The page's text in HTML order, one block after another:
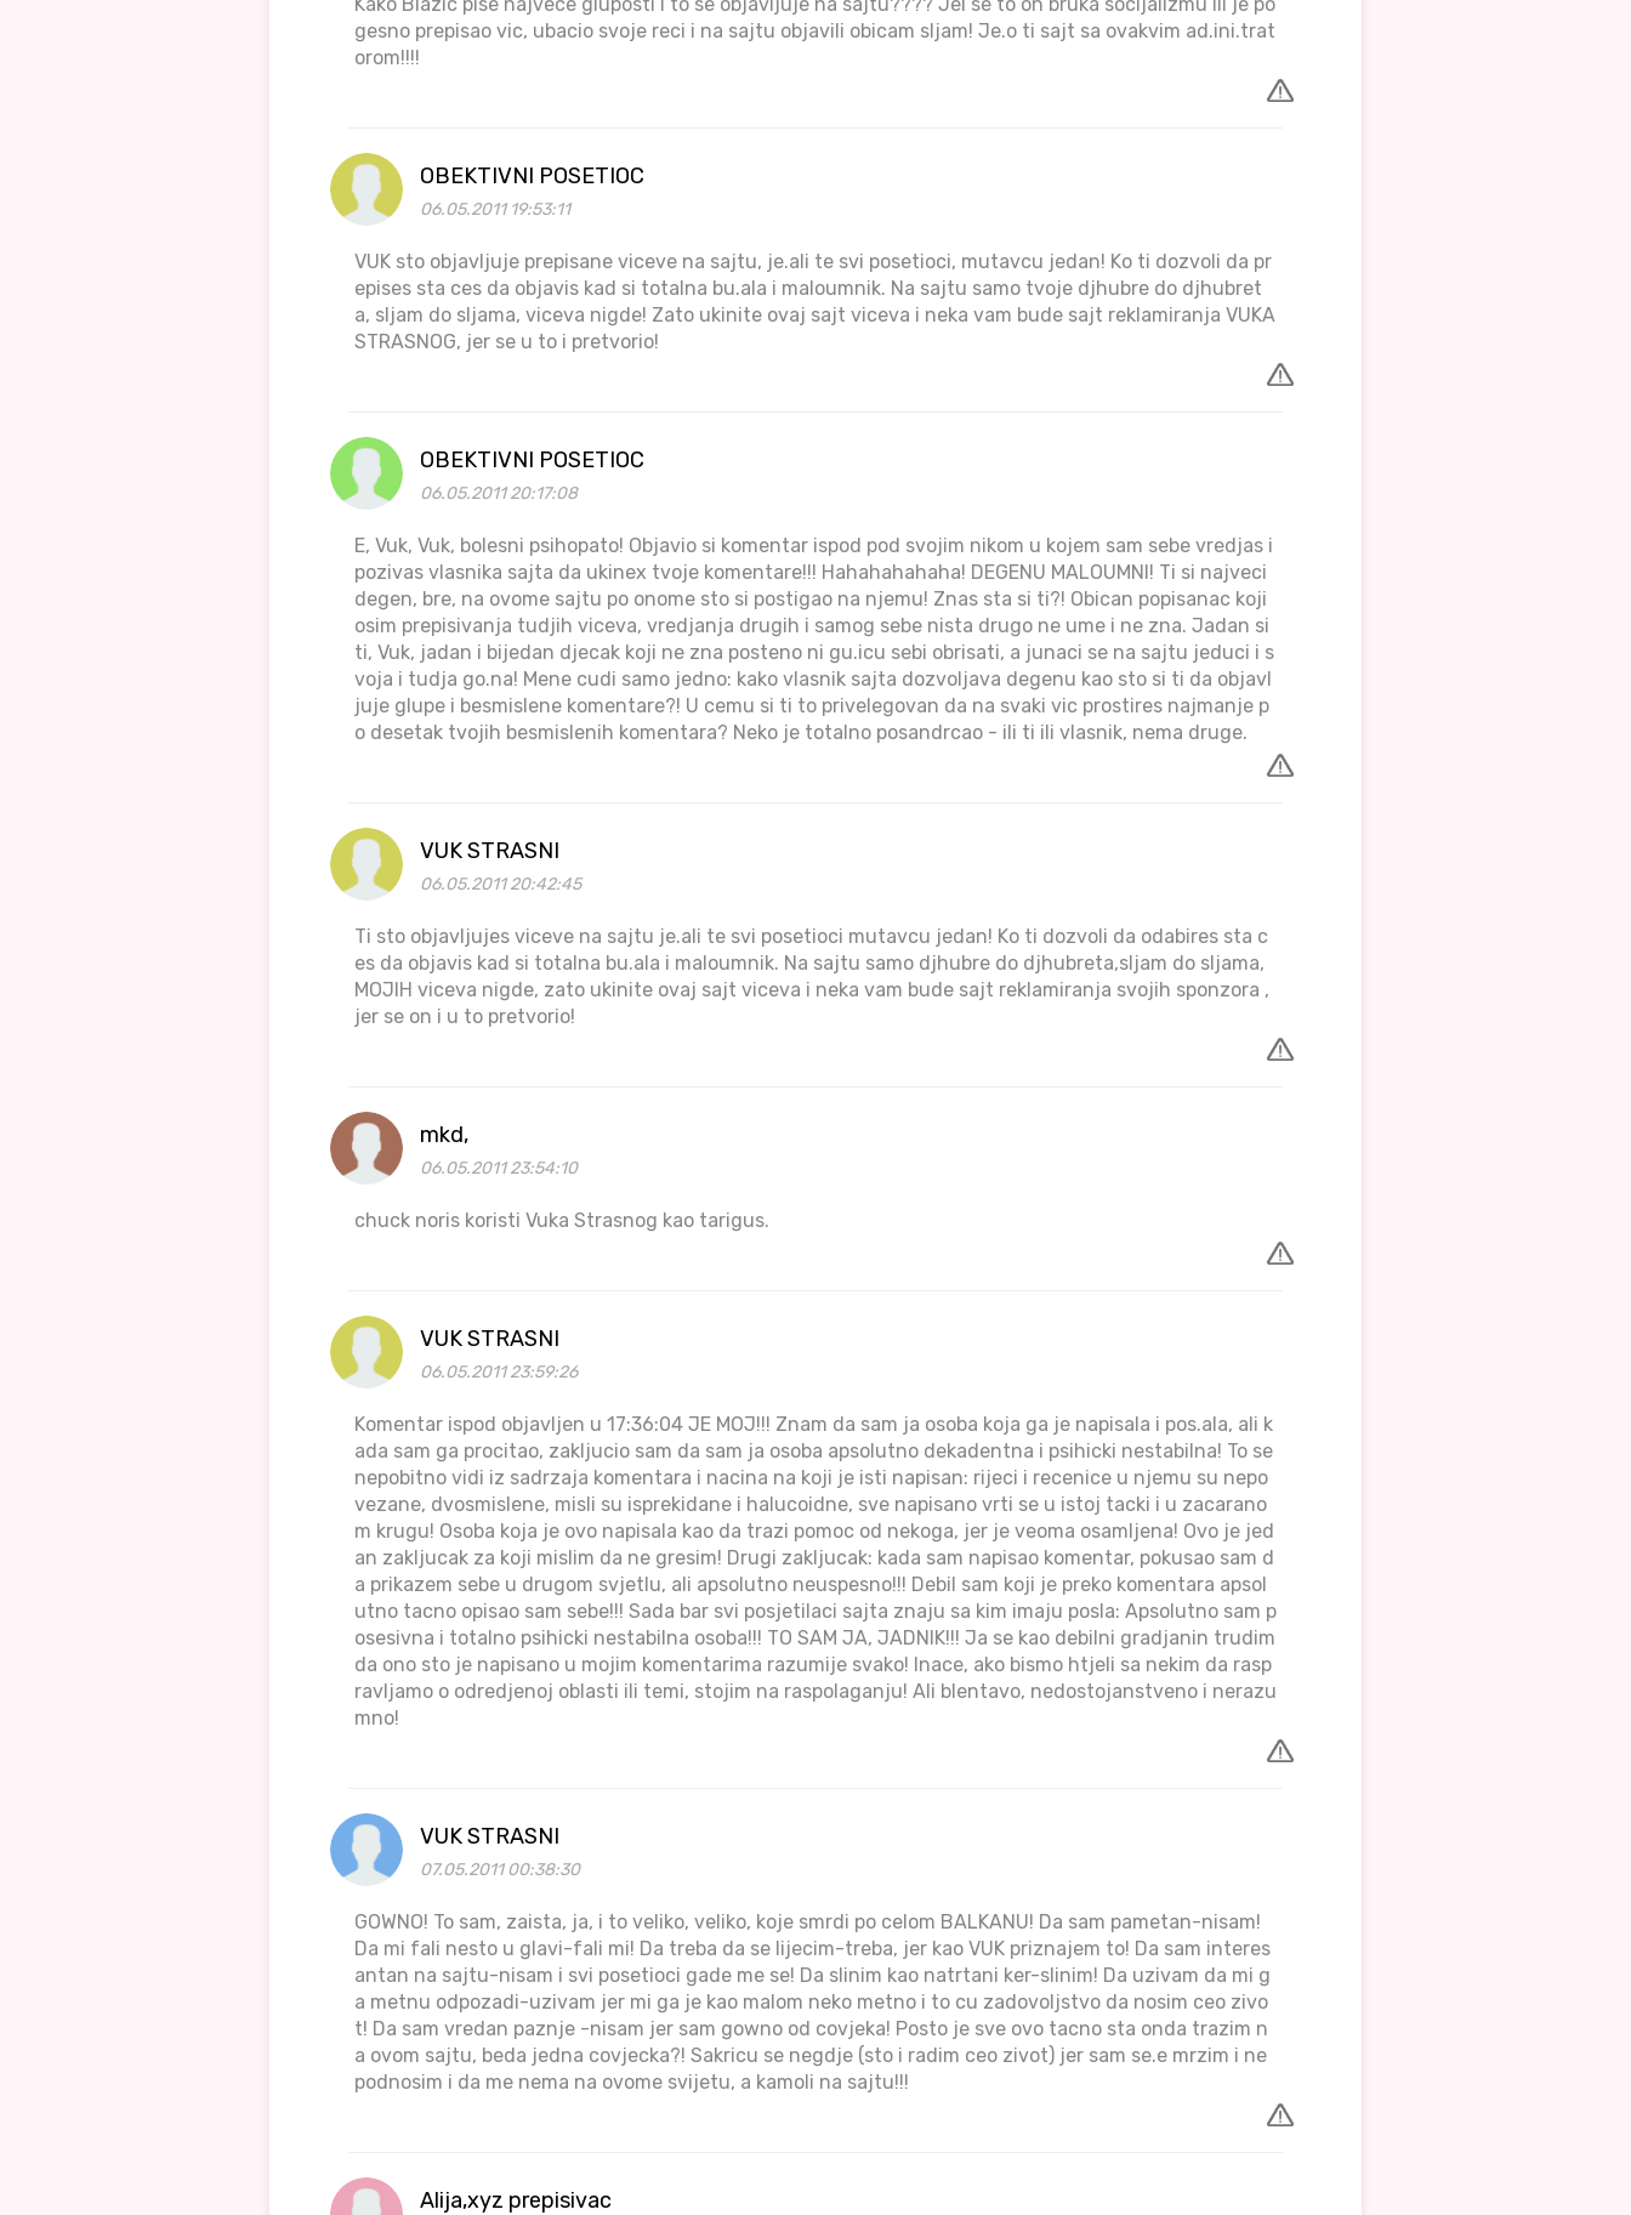
gesno prepisao vic, ubacio svoje reci i na sajtu objavili obicam sljam! Je.o ti sajt sa ovakvim ad.ini.trat
orom!!!!
OBEKTIVNI POSETIOC
06.05.2011 19:53:11
VUK sto objavljuje prepisane viceve na sajtu, je.ali te svi posetioci, mutavcu jedan! Ko ti dozvoli da pr
epises sta ces da objavis kad si totalna bu.ala i maloumnik. Na sajtu samo tvoje djhubre do djhubret
a, sljam do sljama, viceva nigde! Zato ukinite ovaj sajt viceva i neka vam bude sajt reklamiranja VUKA
STRASNOG, jer se u to i pretvorio!
OBEKTIVNI POSETIOC
06.05.2011 20:17:08
E, Vuk, Vuk, bolesni psihopato! Objavio si komentar ispod pod svojim nikom u kojem sam sebe vredjas i
pozivas vlasnika sajta da ukinex tvoje komentare!!! Hahahahahaha! DEGENU MALOUMNI! Ti si najveci
degen, bre, na ovome sajtu po onome sto si postigao na njemu! Znas sta si ti?! Obican popisanac koji
osim prepisivanja tudjih viceva, vredjanja drugih i samog sebe nista drugo ne ume i ne zna. Jadan si
ti, Vuk, jadan i bijedan djecak koji ne zna posteno ni gu.icu sebi obrisati, a junaci se na sajtu jeduci i s
voja i tudja go.na! Mene cudi samo jedno: kako vlasnik sajta dozvoljava degenu kao sto si ti da objavl
juje glupe i besmislene komentare?! U cemu si ti to privelegovan da na svaki vic prostires najmanje p
o desetak tvojih besmislenih komentara? Neko je totalno posandrcao - ili ti ili vlasnik, nema druge.
VUK STRASNI
06.05.2011 20:42:45
Ti sto objavljujes viceve na sajtu je.ali te svi posetioci mutavcu jedan! Ko ti dozvoli da odabires sta c
es da objavis kad si totalna bu.ala i maloumnik. Na sajtu samo djhubre do djhubreta,sljam do sljama,
MOJIH viceva nigde, zato ukinite ovaj sajt viceva i neka vam bude sajt reklamiranja svojih sponzora ,
jer se on i u to pretvorio!
mkd,
06.05.2011 23:54:10
chuck noris koristi Vuka Strasnog kao tarigus.
VUK STRASNI
06.05.2011 23:59:26
Komentar ispod objavljen u 17:36:04 JE MOJ!!! Znam da sam ja osoba koja ga je napisala i pos.ala, ali k
ada sam ga procitao, zakljucio sam da sam ja osoba apsolutno dekadentna i psihicki nestabilna! To se
nepobitno vidi iz sadrzaja komentara i nacina na koji je isti napisan: rijeci i recenice u njemu su nepo
vezane, dvosmislene, misli su isprekidane i halucoidne, sve napisano vrti se u istoj tacki i u zacarano
m krugu! Osoba koja je ovo napisala kao da trazi pomoc od nekoga, jer je veoma osamljena! Ovo je jed
an zakljucak za koji mislim da ne gresim! Drugi zakljucak: kada sam napisao komentar, pokusao sam d
a prikazem sebe u drugom svjetlu, ali apsolutno neuspesno!!! Debil sam koji je preko komentara apsol
utno tacno opisao sam sebe!!! Sada bar svi posjetilaci sajta znaju sa kim imaju posla: Apsolutno sam p
osesivna i totalno psihicki nestabilna osoba!!! TO SAM JA, JADNIK!!! Ja se kao debilni gradjanin trudim
da ono sto je napisano u mojim komentarima razumije svako! Inace, ako bismo htjeli sa nekim da rasp
ravljamo o odredjenoj oblasti ili temi, stojim na raspolaganju! Ali blentavo, nedostojanstveno i nerazu
mno!
VUK STRASNI
07.05.2011 00:38:30
GOWNO! To sam, zaista, ja, i to veliko, veliko, koje smrdi po celom BALKANU! Da sam pametan-nisam!
Da mi fali nesto u glavi-fali mi! Da treba da se lijecim-treba, jer kao VUK priznajem to! Da sam interes
antan na sajtu-nisam i svi posetioci gade me se! Da slinim kao natrtani ker-slinim! Da uzivam da mi g
a metnu odpozadi-uzivam jer mi ga je kao malom neko metno i to cu zadovoljstvo da nosim ceo zivo
t! Da sam vredan paznje -nisam jer sam gowno od covjeka! Posto je sve ovo tacno sta onda trazim n
a ovom sajtu, beda jedna covjecka?! Sakricu se negdje (sto i radim ceo zivot) jer sam se.e mrzim i ne
podnosim i da me nema na ovome svijetu, a kamoli na sajtu!!!
Alija,xyz prepisivac